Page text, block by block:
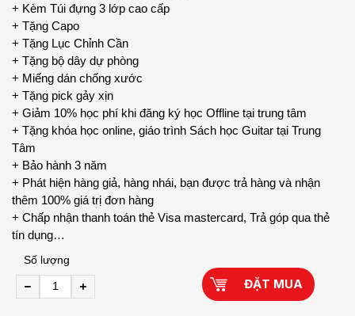
+ Kèm Túi đựng 3 lớp cao cấp
+ Tặng Capo
+ Tặng Lục Chỉnh Cần
+ Tặng bộ dây dự phòng
+ Miếng dán chống xước
+ Tặng pick gảy xịn
+ Giảm 10% học phí khi đăng ký học Offline tại trung tâm
+ Tặng khóa học online, giáo trình Sách học Guitar tại Trung
Tâm
+ Bảo hành 3 năm
+ Phát hiện hàng giả, hàng nhái, bạn được trả hàng và nhận
thêm 100% giá trị đơn hàng
+ Chấp nhận thanh toán thẻ Visa mastercard, Trả góp qua thẻ
tín dụng…
Số lượng
ĐẶT MUA